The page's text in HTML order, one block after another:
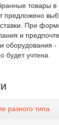
товары
предложено
При
и
оборудования -
будет учтена.
разного типа